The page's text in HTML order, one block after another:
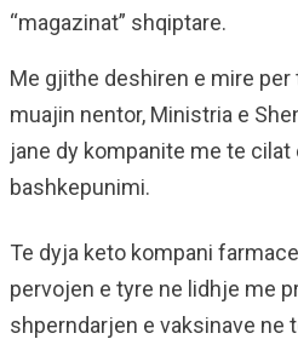
“magazinat” shqiptare.
Me gjithe deshiren e mire per
muajin nentor, Ministria e
jane dy kompanite me te
bashkepunimi.
Te dyja keto kompani
pervojen e tyre ne lidhje me
shperndarjen e vaksinave ne